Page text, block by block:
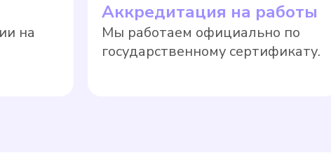
на
Аккредитация на работы
Мы работаем официально по
государственному сертификату.